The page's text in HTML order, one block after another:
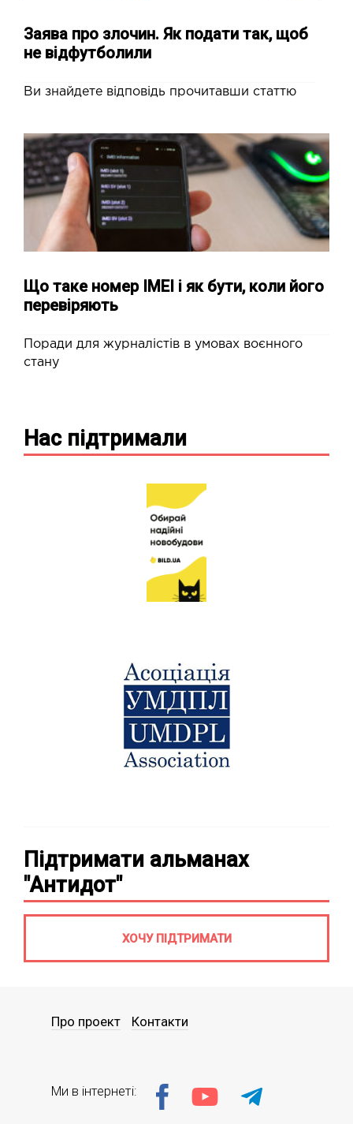
Заява про злочин. Як подати так, щоб
не відфутболили
Ви знайдете відповідь прочитавши статтю
Що таке номер IMEI і як бути, коли його
перевіряють
Поради для журналістів в умовах воєнного
стану
Нас підтримали
Підтримати альманах
"Антидот"
ХОЧУ ПІДТРИМАТИ
Про проект Контакти
Ми в інтернеті: